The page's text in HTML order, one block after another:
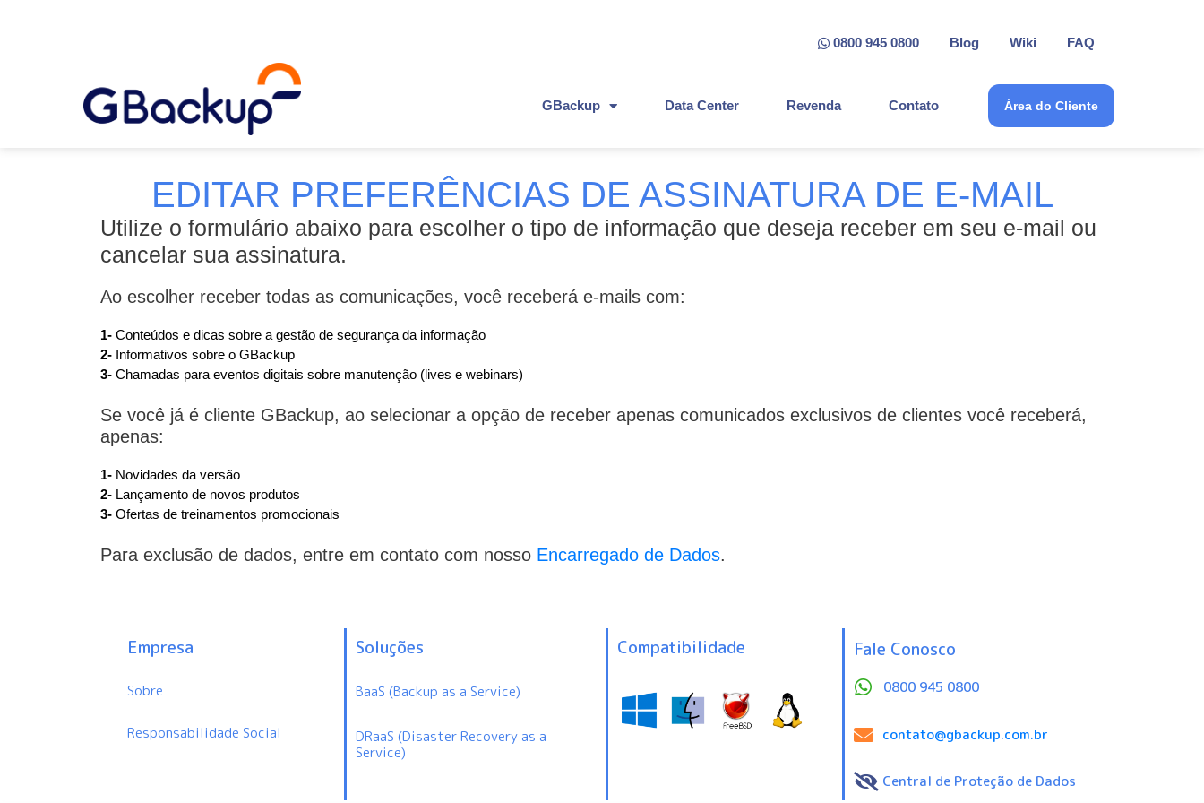
0800 945 0800 Blog Wiki FAQ
GBackup Data Center Revenda Contato Área do Cliente
EDITAR PREFERÊNCIAS DE ASSINATURA DE E-MAIL
Utilize o formulário abaixo para escolher o tipo de informação que deseja receber em seu e-mail ou
cancelar sua assinatura.
Ao escolher receber todas as comunicações, você receberá e-mails com:
1- Conteúdos e dicas sobre a gestão de segurança da informação
2- Informativos sobre o GBackup
3- Chamadas para eventos digitais sobre manutenção (lives e webinars)
Se você já é cliente GBackup, ao selecionar a opção de receber apenas comunicados exclusivos de clientes você receberá,
apenas:
1- Novidades da versão
2- Lançamento de novos produtos
3- Ofertas de treinamentos promocionais
Para exclusão de dados, entre em contato com nosso Encarregado de Dados.
Empresa
Sobre
Responsabilidade Social
Soluções
BaaS (Backup as a Service)
DRaaS (Disaster Recovery as a
Service)
Compatibilidade Fale Conosco
0800 945 0800
contato@gbackup.com.br
Central de Proteção de Dados